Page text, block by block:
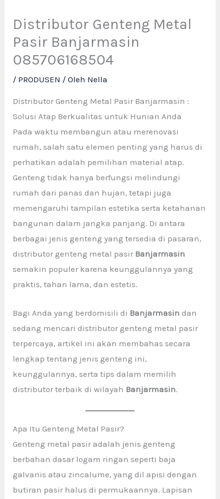
Distributor Genteng Metal
Pasir Banjarmasin
085706168504
/ PRODUSEN / Oleh Nella
Distributor Genteng Metal Pasir Banjarmasin :
Solusi Atap Berkualitas untuk Hunian Anda
Pada waktu membangun atau merenovasi
rumah, salah satu elemen penting yang harus di
perhatikan adalah pemilihan material atap.
Genteng tidak hanya berfungsi melindungi
rumah dari panas dan hujan, tetapi juga
memengaruhi tampilan estetika serta ketahanan
bangunan dalam jangka panjang. Di antara
berbagai jenis genteng yang tersedia di pasaran,
distributor genteng metal pasir Banjarmasin
semakin populer karena keunggulannya yang
praktis, tahan lama, dan estetis.
Bagi Anda yang berdomisili di Banjarmasin dan
sedang mencari distributor genteng metal pasir
terpercaya, artikel ini akan membahas secara
lengkap tentang jenis genteng ini,
keunggulannya, serta tips dalam memilih
distributor terbaik di wilayah Banjarmasin.
Apa Itu Genteng Metal Pasir?
Genteng metal pasir adalah jenis genteng
berbahan dasar logam ringan seperti baja
galvanis atau zincalume, yang dil apisi dengan
butiran pasir halus di permukaannya. Lapisan